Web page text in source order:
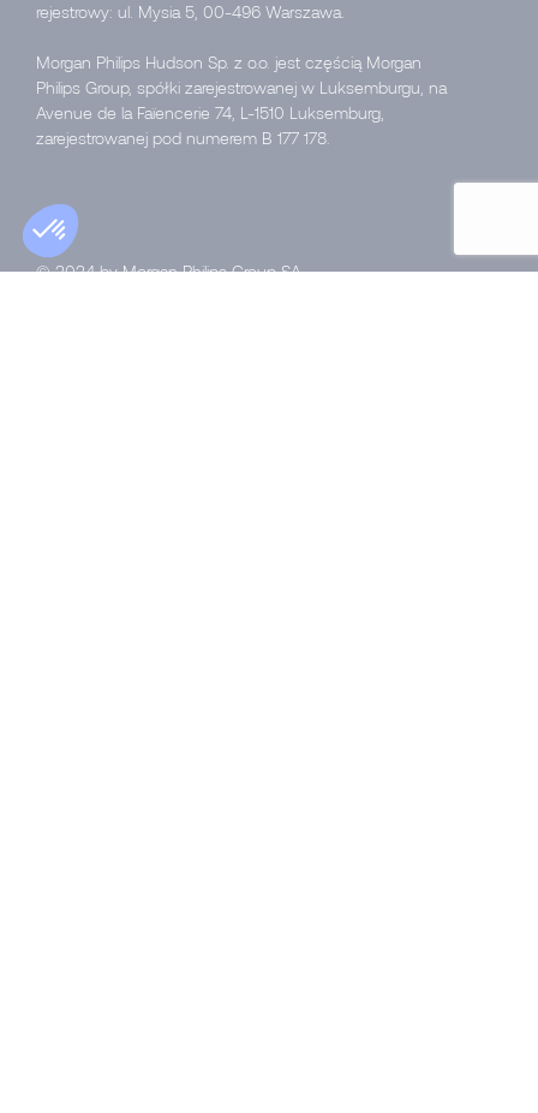
rejestrowy: ul. Mysia 5, 00-496 Warszawa.
Morgan Philips Hudson Sp. z o.o. jest częścią Morgan
Philips Group, spółki zarejestrowanej w Luksemburgu, na
Avenue de la Faïencerie 74, L-1510 Luksemburg,
zarejestrowanej pod numerem B 177 178.
© 2024 by Morgan Philips Group SA